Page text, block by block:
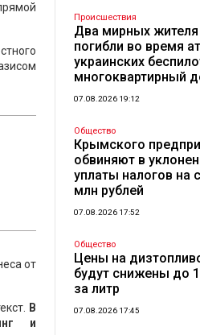
от
В
и
Происшествия
Два мирных жителя
погибли во время
украинских
многоквартирный
07.08.2026 19:12
Общество
Крымского
обвиняют в
уплаты налогов на
млн рублей
07.08.2026 17:52
Общество
Цены на
будут снижены до
за литр
07.08.2026 17:45